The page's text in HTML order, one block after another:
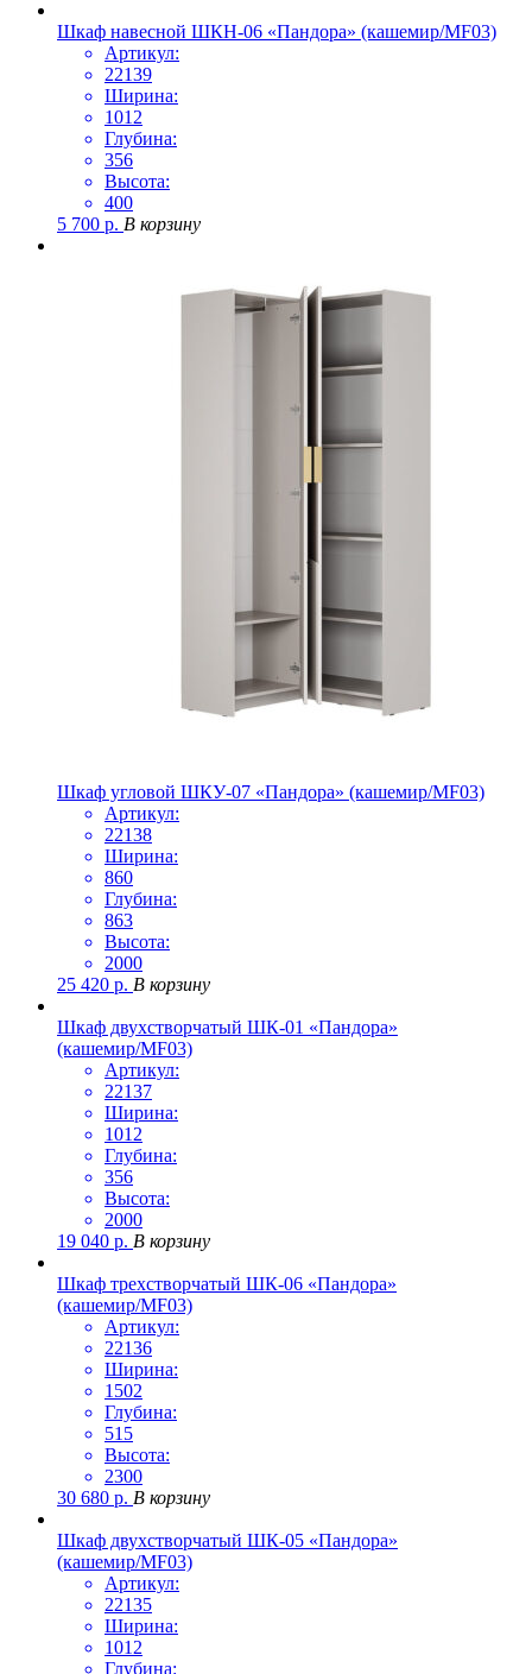
Шкаф навесной ШКН-06 «Пандора» (кашемир/MF03)
Артикул:
22139
Ширина:
1012
Глубина:
356
Высота:
400
5 700 р. В корзину
Шкаф угловой ШКУ-07 «Пандора» (кашемир/MF03)
Артикул:
22138
Ширина:
860
Глубина:
863
Высота:
2000
25 420 р. В корзину
Шкаф двухстворчатый ШК-01 «Пандора»
(кашемир/MF03)
Артикул:
22137
Ширина:
1012
Глубина:
356
Высота:
2000
19 040 р. В корзину
Шкаф трехстворчатый ШК-06 «Пандора»
(кашемир/MF03)
Артикул:
22136
Ширина:
1502
Глубина:
515
Высота:
2300
30 680 р. В корзину
Шкаф двухстворчатый ШК-05 «Пандора»
(кашемир/MF03)
Артикул:
22135
Ширина:
1012
Глубина: